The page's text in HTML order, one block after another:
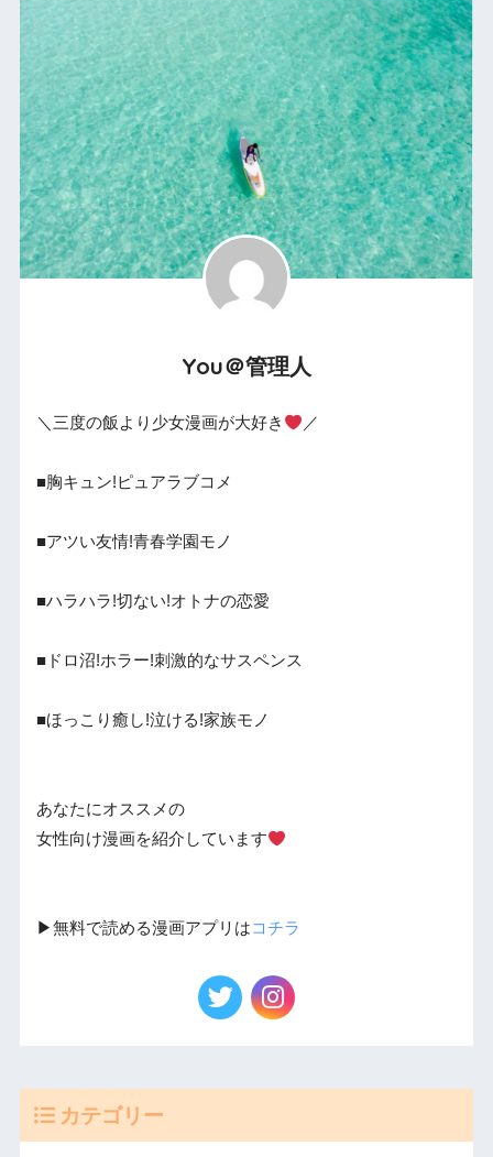
You＠管理人
＼三度の飯より少女漫画が大好き ／
■胸キュン!ピュアラブコメ
■アツい友情!青春学園モノ
■ハラハラ!切ない!オトナの恋愛
■ドロ沼!ホラー!刺激的なサスペンス
■ほっこり癒し!泣ける!家族モノ
あなたにオススメの
女性向け漫画を紹介しています
▶︎無料で読める漫画アプリはコチラ
カテゴリー